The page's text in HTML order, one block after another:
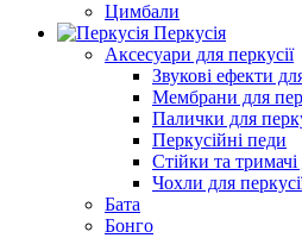
Цимбали
Перкусія
Аксесуари для перкусії
Звукові ефекти
Мембрани для
Палички для
Перкусійні педи
Стійки та тримачі
Чохли для
Бата
Бонго